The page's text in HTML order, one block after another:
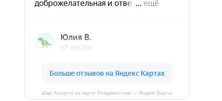
Шар Ассорти на карте Владивостока — Яндекс Карты